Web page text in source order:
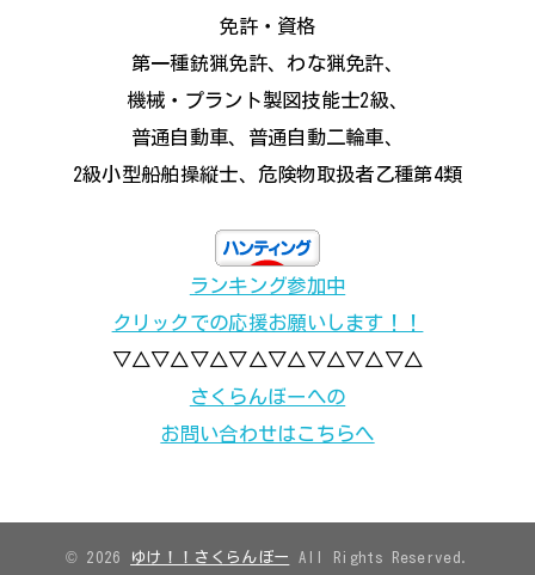
免許・資格
第一種銃猟免許、わな猟免許、
機械・プラント製図技能士2級、
普通自動車、普通自動二輪車、
2級小型船舶操縦士、危険物取扱者乙種第4類
ランキング参加中
クリックでの応援お願いします！！
▽△▽△▽△▽△▽△▽△▽△▽△
さくらんぼーへの
お問い合わせはこちらへ
© 2026 ゆけ！！さくらんぼー All Rights Reserved.